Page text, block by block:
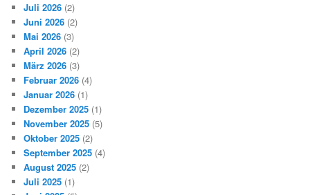
Juli 2026 (2)
Juni 2026 (2)
Mai 2026 (3)
April 2026 (2)
März 2026 (3)
Februar 2026 (4)
Januar 2026 (1)
Dezember 2025 (1)
November 2025 (5)
Oktober 2025 (2)
September 2025 (4)
August 2025 (2)
Juli 2025 (1)